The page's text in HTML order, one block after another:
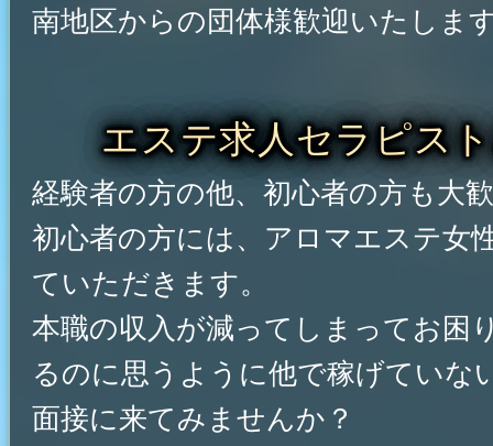
南地区からの団体様歓迎いたしま
エステ求人セラピス
経験者の方の他、初心者の方も大
初心者の方には、アロマエステ女
ていただきます。
本職の収入が減ってしまってお困
るのに思うように他で稼げていな
面接に来てみませんか？